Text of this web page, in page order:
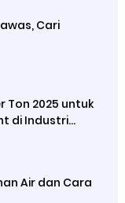
Cari
Ton 2025 untuk
di Industri
Air dan Cara